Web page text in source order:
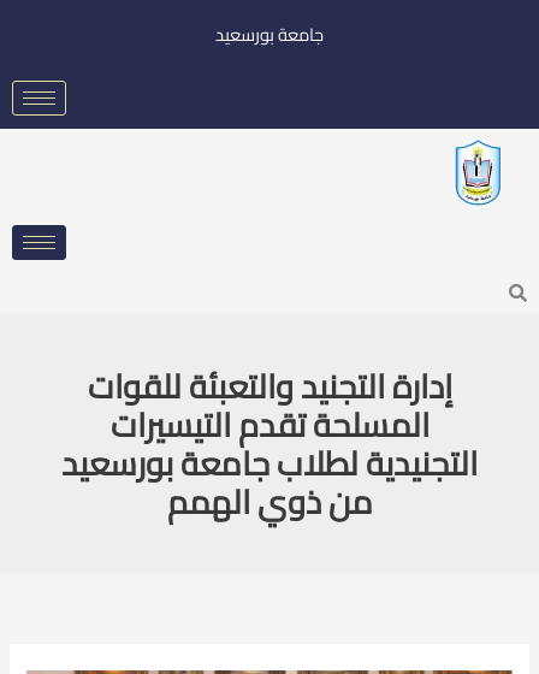
جامعة بورسعيد
Search
إدارة التجنيد والتعبئة للقوات
المسلحة تقدم التيسيرات
التجنيدية لطلاب جامعة بورسعيد
من ذوي الهمم